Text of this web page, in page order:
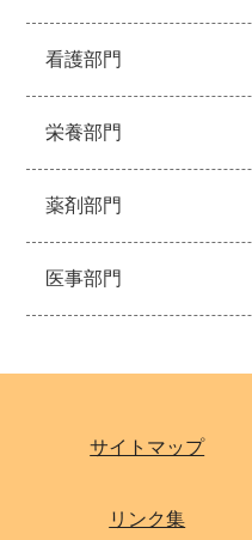
看護部門
栄養部門
薬剤部門
医事部門
サイトマップ
リンク集